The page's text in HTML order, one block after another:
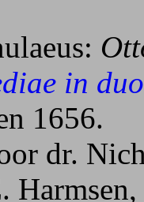
in
1656.
dr.